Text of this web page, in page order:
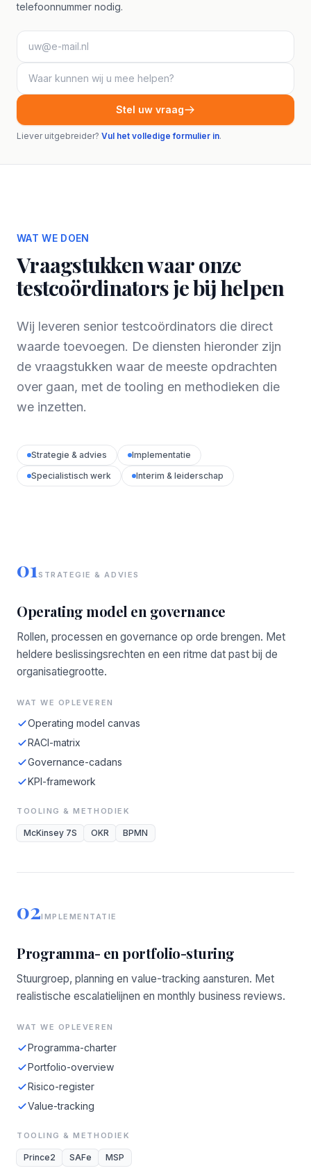
telefoonnummer nodig.
Stel uw vraag
Liever uitgebreider? Vul het volledige formulier in.
WAT WE DOEN
Vraagstukken waar onze
testcoördinators je bij helpen
Wij leveren senior testcoördinators die direct
waarde toevoegen. De diensten hieronder zijn
de vraagstukken waar de meeste opdrachten
over gaan, met de tooling en methodieken die
we inzetten.
Strategie & advies
Implementatie
Specialistisch werk
Interim & leiderschap
01STRATEGIE & ADVIES
Operating model en governance
Rollen, processen en governance op orde brengen. Met
heldere beslissingsrechten en een ritme dat past bij de
organisatiegrootte.
WAT WE OPLEVEREN
Operating model canvas
RACI-matrix
Governance-cadans
KPI-framework
TOOLING & METHODIEK
McKinsey 7S OKR BPMN
02IMPLEMENTATIE
Programma- en portfolio-sturing
Stuurgroep, planning en value-tracking aansturen. Met
realistische escalatielijnen en monthly business reviews.
WAT WE OPLEVEREN
Programma-charter
Portfolio-overview
Risico-register
Value-tracking
TOOLING & METHODIEK
Prince2 SAFe MSP